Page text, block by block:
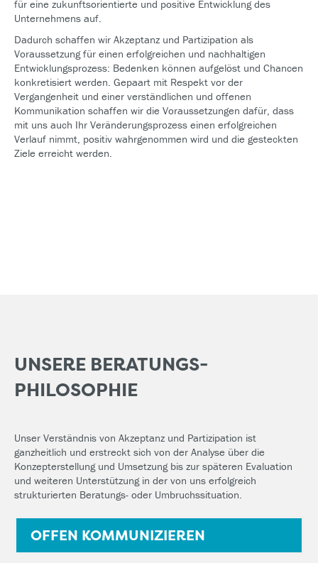
für eine zukunftsorientierte und positive Entwicklung des
Unternehmens auf.
Dadurch schaffen wir Akzeptanz und Partizipation als
Voraussetzung für einen erfolgreichen und nachhaltigen
Entwicklungsprozess: Bedenken können aufgelöst und Chancen
konkretisiert werden. Gepaart mit Respekt vor der
Vergangenheit und einer verständlichen und offenen
Kommunikation schaffen wir die Voraussetzungen dafür, dass
mit uns auch Ihr Veränderungsprozess einen erfolgreichen
Verlauf nimmt, positiv wahrgenommen wird und die gesteckten
Ziele erreicht werden.
UNSERE BERATUNGS­
PHILOSOPHIE
Unser Verständnis von Akzeptanz und Partizipation ist
ganzheitlich und erstreckt sich von der Analyse über die
Konzepterstellung und Umsetzung bis zur späteren Evaluation
und weiteren Unterstützung in der von uns erfolgreich
strukturierten Beratungs- oder Umbruchssituation.
OFFEN KOMMUNIZIEREN